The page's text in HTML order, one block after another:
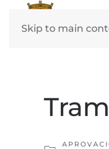
Skip to main